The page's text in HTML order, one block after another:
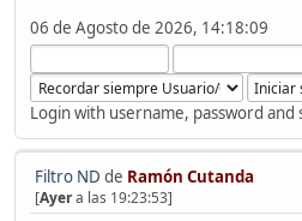
06 de Agosto de 2026, 14:18:09
Login with username, password and
Filtro ND de Ramón Cutanda
[Ayera las 19:23:53]